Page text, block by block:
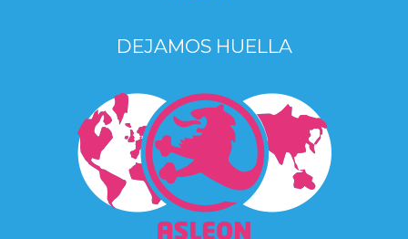
DEJAMOS HUELLA